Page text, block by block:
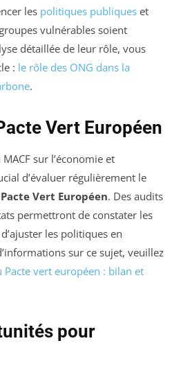
les politiques publiques et
vulnérables soient
détaillée de leur rôle, vous
: le rôle des ONG dans la
.
Vert Européen
sur l’économie et
d’évaluer régulièrement le
Pacte Vert Européen. Des audits
permettront de constater les
les politiques en
sur ce sujet, veuillez
Pacte vert européen : bilan et
pour